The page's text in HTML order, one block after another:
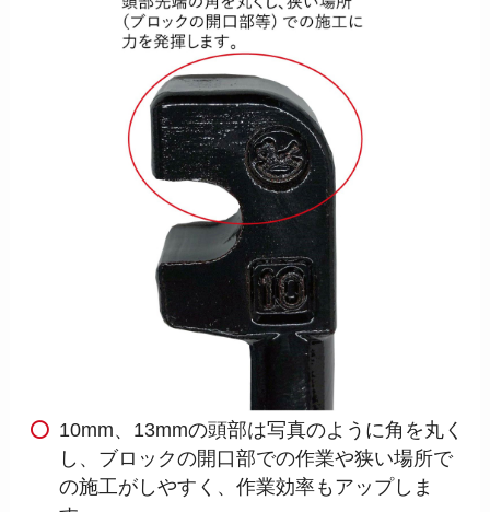
10mm、13mmの頭部は写真のように角を丸く
し、ブロックの開口部での作業や狭い場所で
の施工がしやすく、作業効率もアップしま